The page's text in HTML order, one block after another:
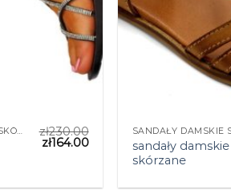
SANDAŁY DAMSKIE SKÓRZANE zł230.00
zł164.00
sandały damskie
skórzane